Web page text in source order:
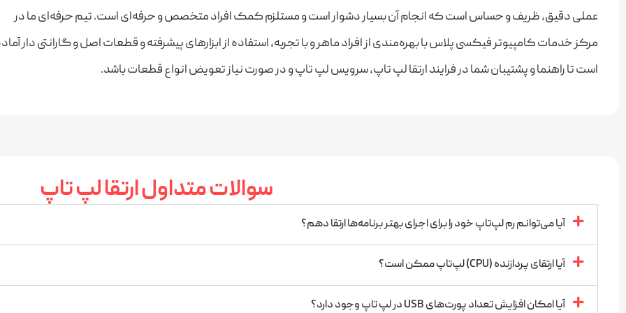
عملی دقیق، ظریف و حساس است که انجام آن بسیار دشوار است و مستلزم کمک افراد متخصص و حرفه‌ای است. تیم حرفه‌ای ما در
مرکز خدمات کامپیوتر فیکسی پلاس با بهره‌مندی از افراد ماهر و با تجربه، استفاده از ابزارهای پیشرفته و قطعات اصل و گارانتی دار
است تا راهنما و پشتیبان شما در فرایند ارتقا لپ تاپ، سرویس لپ تاپ و در صورت نیاز تعویض انواع قطعات باشد.
سوالات متداول ارتقا لپ تاپ
آیا می‌توانم رم لپ‌تاپ خود را برای اجرای بهتر برنامه‌ها ارتقا دهم؟
آیا ارتقای پردازنده (CPU) لپ‌تاپ ممکن است؟
آیا امکان افزایش تعداد پورت‌های USB در لپ‌ تاپ وجود دارد؟